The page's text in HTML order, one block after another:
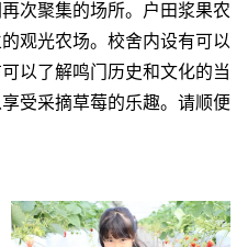
次聚集的场所。户田浆果农
观光农场。校舍内设有可以
以了解鸣门历史和文化的当
受采摘草莓的乐趣。请顺便